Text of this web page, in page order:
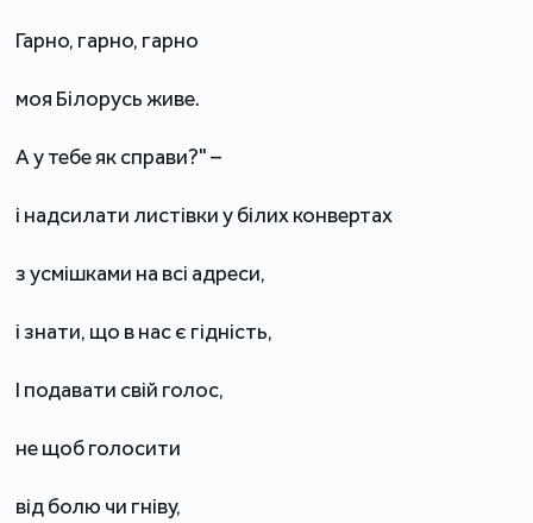
Гарно, гарно, гарно
моя Білорусь живе.
А у тебе як справи?" –
і надсилати листівки у білих конвертах
з усмішками на всі адреси,
і знати, що в нас є гідність,
І подавати свій голос,
не щоб голосити
від болю чи гніву,